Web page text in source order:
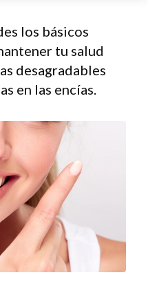
los básicos
tu salud
desagradables
en las encías.